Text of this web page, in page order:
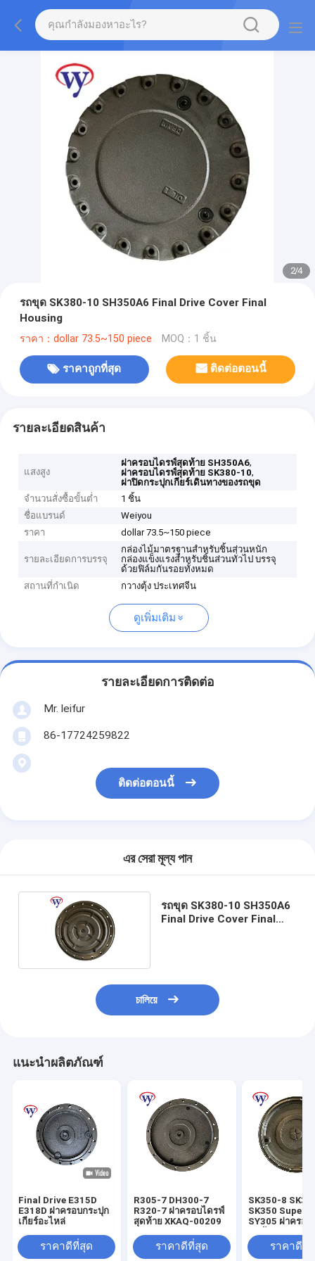
2/4
รถขุด SK380-10 SH350A6 Final Drive Cover Final
Housing
ราคา：dollar 73.5~150 piece MOQ：1 ชิ้น
ราคาถูกที่สุด ติดต่อตอนนี้
รายละเอียดสินค้า
แสงสูง
ฝาครอบไดรฟ์สุดท้าย SH350A6,
ฝาครอบไดรฟ์สุดท้าย SK380-10,
ฝาปิดกระปุกเกียร์เดินทางของรถขุด
จำนวนสั่งซื้อขั้นต่ำ
1 ชิ้น
ชื่อแบรนด์
Weiyou
ราคา
dollar 73.5~150 piece
รายละเอียดการบรรจุ
กล่องไม้มาตรฐานสำหรับชิ้นส่วนหนัก
กล่องแข็งแรงสำหรับชิ้นส่วนทั่วไป บรรจุ
ด้วยฟิล์มกันรอยทั้งหมด
สถานที่กำเนิด
กวางตุ้ง ประเทศจีน
ดูเพิ่มเติม
รายละเอียดการติดต่อ
Mr. leifur
86-17724259822
ติดต่อตอนนี้
এর সেরা মূল্য পান
รถขุด SK380-10 SH350A6
Final Drive Cover Final
চালিয়ে
แนะนำผลิตภัณฑ์
Final Drive E315D
E318D ฝาครอบกระปุก
เกียร์อะไหล่
ราคาดีที่สุด
R305-7 DH300-7
R320-7 ฝาครอบไดรฟ์
สุดท้าย XKAQ-00209
ราคาดีที่สุด
SK350-8
SK350 Super 8
SY305 ฝาครอ
ราคาดีที่